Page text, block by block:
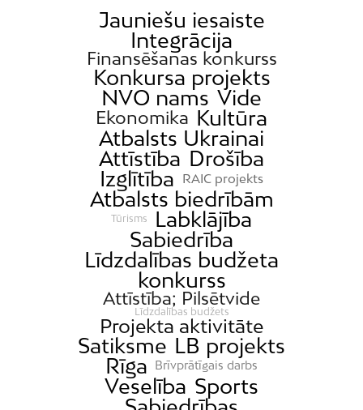
Jauniešu iesaiste
Integrācija
Finansēšanas konkurss
Konkursa projekts
NVO nams Vide
Ekonomika Kultūra
Atbalsts Ukrainai
Attīstība Drošība
Izglītība
RAIC projekts
Atbalsts biedrībām
Tūrisms
Labklājība
Sabiedrība
Līdzdalības budžeta
konkurss
Attīstība; Pilsētvide
Līdzdalības budžets
Projekta aktivitāte
Satiksme LB projekts
Rīga
Brīvprātīgais darbs
Veselība Sports